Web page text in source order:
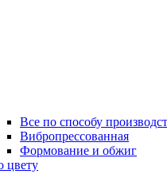
Все по способу
Вибропрессованная
Формование и обжиг
цвету